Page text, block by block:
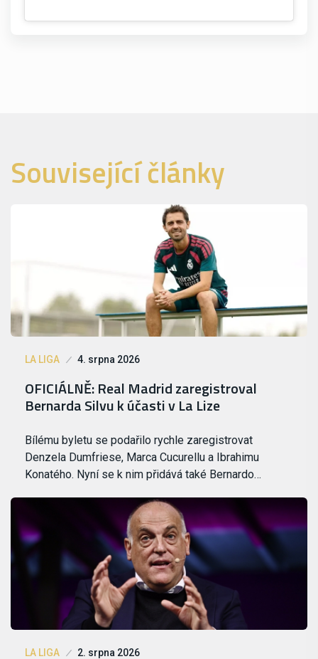
Související články
LA LIGA 4. srpna 2026
OFICIÁLNĚ: Real Madrid zaregistroval
Bernarda Silvu k účasti v La Lize
Bílému byletu se podařilo rychle zaregistrovat
Denzela Dumfriese, Marca Cucurellu a Ibrahimu
Konatého. Nyní se k nim přidává také Bernardo…
LA LIGA 2. srpna 2026